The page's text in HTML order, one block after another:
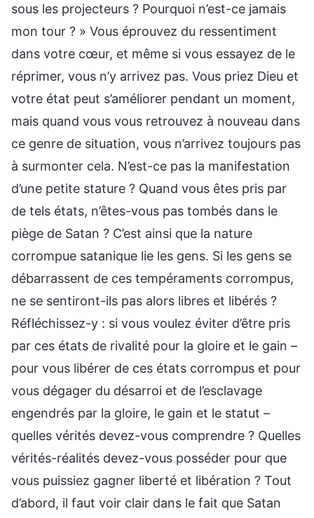
sous les projecteurs ? Pourquoi n’est-ce jamais
mon tour ? » Vous éprouvez du ressentiment
dans votre cœur, et même si vous essayez de le
réprimer, vous n’y arrivez pas. Vous priez Dieu et
votre état peut s’améliorer pendant un moment,
mais quand vous vous retrouvez à nouveau dans
ce genre de situation, vous n’arrivez toujours pas
à surmonter cela. N’est-ce pas la manifestation
d’une petite stature ? Quand vous êtes pris par
de tels états, n’êtes-vous pas tombés dans le
piège de Satan ? C’est ainsi que la nature
corrompue satanique lie les gens. Si les gens se
débarrassent de ces tempéraments corrompus,
ne se sentiront-ils pas alors libres et libérés ?
Réfléchissez-y : si vous voulez éviter d’être pris
par ces états de rivalité pour la gloire et le gain –
pour vous libérer de ces états corrompus et pour
vous dégager du désarroi et de l’esclavage
engendrés par la gloire, le gain et le statut –
quelles vérités devez-vous comprendre ? Quelles
vérités-réalités devez-vous posséder pour que
vous puissiez gagner liberté et libération ? Tout
d’abord, il faut voir clair dans le fait que Satan